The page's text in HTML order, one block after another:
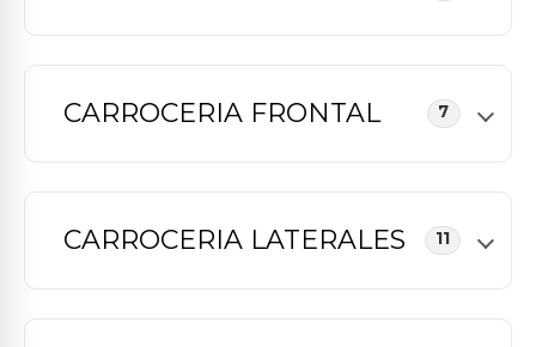
CARROCERIA FRONTAL 7
CARROCERIA LATERALES 11